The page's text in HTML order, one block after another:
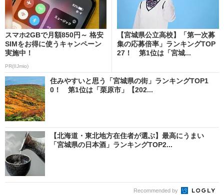
スマホ2GBで月額850円～ 格安
SIMをお得に使うキャンペーン
実施中！
PR(IIJmio)
【宮城県公立高校】「第一次募
集の応募倍率」ランキングTOP
27！ 第1位は「宮城...
住みやすいと思う「宮城県の街」ランキングTOP1
0！ 第1位は「栗原市」【202...
【北海道・東北地方在住者が選ぶ】最高にうまい
「宮城県の日本酒」ランキングTOP2...
Recommended by